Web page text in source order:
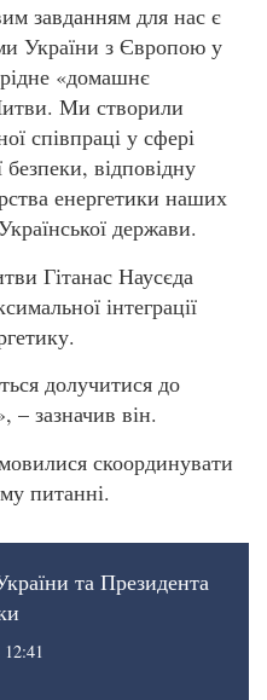
завданням для нас є
України з Європою у
«домашнє
Ми створили
співпраці у сфері
відповідну
енергетики наших
держави.
Гітанас Наусєда
інтеграції
долучитися до
– зазначив він.
скоординувати
питанні.
та Президента
12:41